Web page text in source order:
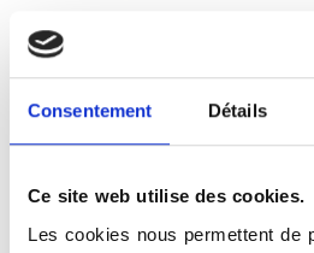
Consentement Détails
Ce site web utilise des cookies.
Les cookies nous permettent de
Espèces acceptées
Chèques acceptés
Autres informations
Carte vitale acceptée